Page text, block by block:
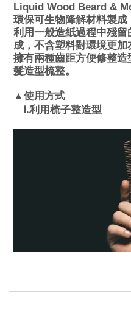
Liquid Wood Beard &
環保可生物降解材料製成
利用一般造紙過程中殘
成，不含塑料對環境更加
擁有兩種齒距方便修整
髮造型梳整。
▲使用方式
Ⅰ.利用梳子整造型